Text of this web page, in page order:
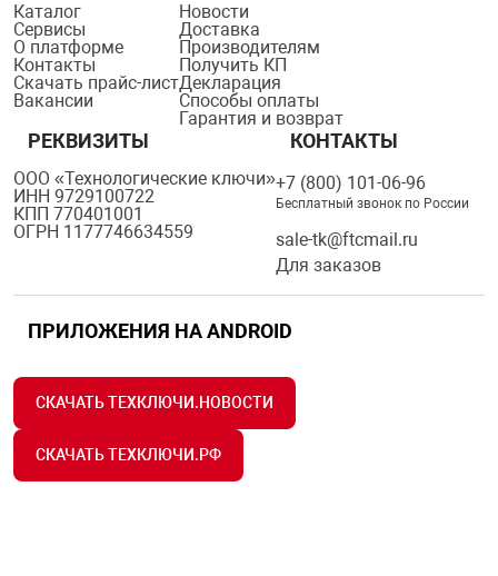
Каталог
Сервисы
О платформе
Контакты
Скачать прайс-лист
Вакансии
Новости
Доставка
Производителям
Получить КП
Декларация
Способы оплаты
Гарантия и возврат
РЕКВИЗИТЫ
ООО «Технологические ключи»
ИНН 9729100722
КПП 770401001
ОГРН 1177746634559
КОНТАКТЫ
+7 (800) 101-06-96
Бесплатный звонок по России
sale-tk@ftcmail.ru
Для заказов
ПРИЛОЖЕНИЯ НА ANDROID
СКАЧАТЬ ТЕХКЛЮЧИ.НОВОСТИ
СКАЧАТЬ ТЕХКЛЮЧИ.РФ